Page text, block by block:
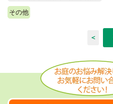
その他
＜